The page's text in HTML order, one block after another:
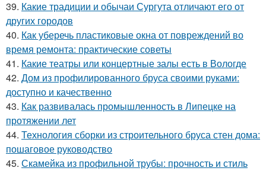
39. Какие традиции и обычаи Сургута отличают его от
других городов
40. Как уберечь пластиковые окна от повреждений во
время ремонта: практические советы
41. Какие театры или концертные залы есть в Вологде
42. Дом из профилированного бруса своими руками:
доступно и качественно
43. Как развивалась промышленность в Липецке на
протяжении лет
44. Технология сборки из строительного бруса стен дома:
пошаговое руководство
45. Скамейка из профильной трубы: прочность и стиль